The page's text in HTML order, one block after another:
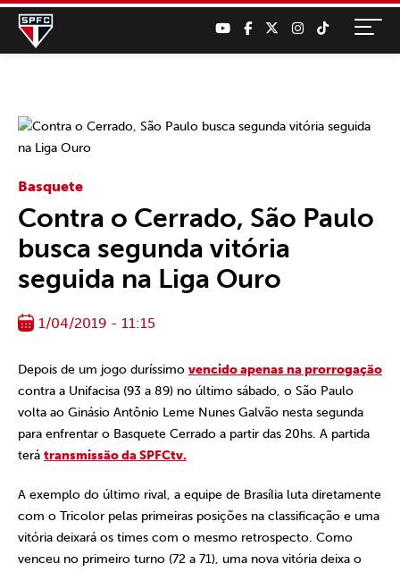
Basquete
Contra o Cerrado, São Paulo
busca segunda vitória
seguida na Liga Ouro
1/04/2019 - 11:15
Depois de um jogo duríssimo vencido apenas na prorrogação
contra a Unifacisa (93 a 89) no último sábado, o São Paulo
volta ao Ginásio Antônio Leme Nunes Galvão nesta segunda
para enfrentar o Basquete Cerrado a partir das 20hs. A partida
terá transmissão da SPFCtv.
A exemplo do último rival, a equipe de Brasília luta diretamente
com o Tricolor pelas primeiras posições na classificação e uma
vitória deixará os times com o mesmo retrospecto. Como
venceu no primeiro turno (72 a 71), uma nova vitória deixa o